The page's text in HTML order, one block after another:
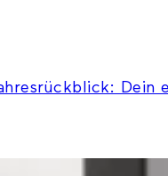
Dein